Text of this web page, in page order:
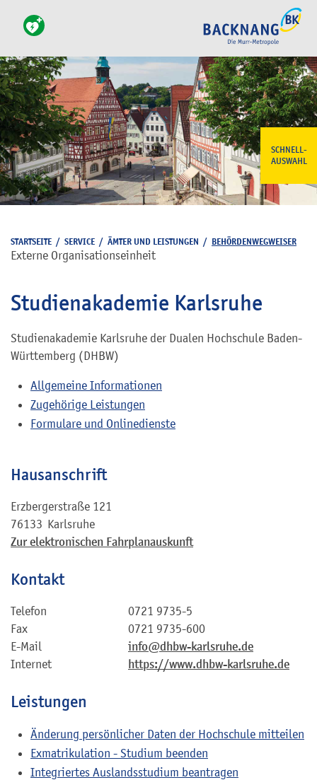
SCHNELL-
AUSWAHL
STARTSEITE / SERVICE / ÄMTER UND LEISTUNGEN / BEHÖRDENWEGWEISER
Externe Organisationseinheit
Studienakademie Karlsruhe
Studienakademie Karlsruhe der Dualen Hochschule Baden-
Württemberg (DHBW)
Allgemeine Informationen
Zugehörige Leistungen
Formulare und Onlinedienste
Hausanschrift
Erzbergerstraße 121
76133 Karlsruhe
Zur elektronischen Fahrplanauskunft
Kontakt
Telefon
0721 9735-5
Fax
0721 9735-600
E-Mail
info@dhbw-karlsruhe.de
Internet https://www.dhbw-karlsruhe.de
Leistungen
Änderung persönlicher Daten der Hochschule mitteilen
Exmatrikulation - Studium beenden
Integriertes Auslandsstudium beantragen